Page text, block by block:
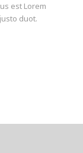
est Lorem
duot.